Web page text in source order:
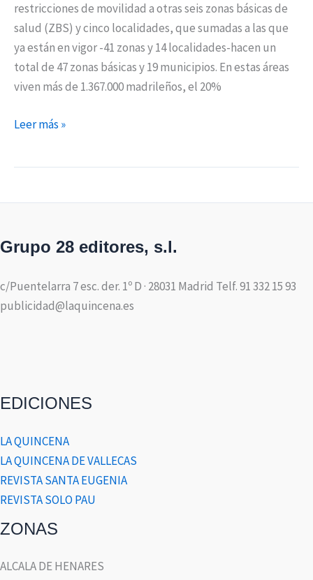
restricciones de movilidad a otras seis zonas básicas de
salud (ZBS) y cinco localidades, que sumadas a las que
ya están en vigor -41 zonas y 14 localidades-hacen un
total de 47 zonas básicas y 19 municipios. En estas áreas
viven más de 1.367.000 madrileños, el 20%
Leer más »
Grupo 28 editores, s.l.
c/Puentelarra 7 esc. der. 1º D · 28031 Madrid Telf. 91 332 15 93
publicidad@laquincena.es
EDICIONES
LA QUINCENA
LA QUINCENA DE VALLECAS
REVISTA SANTA EUGENIA
REVISTA SOLO PAU
ZONAS
ALCALA DE HENARES